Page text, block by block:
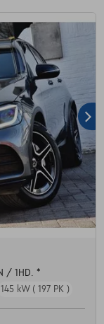
/ 1HD. *
145 kW ( 197 PK )